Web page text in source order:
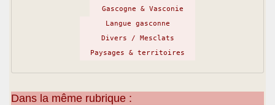
Gascogne & Vasconie
Langue gasconne
Divers / Mesclats
Paysages & territoires
Dans la même rubrique :